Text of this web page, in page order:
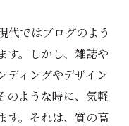
代ではブログのよう
す。しかし、雑誌や
ディングやデザイン
のような時に、気軽
す。それは、質の高